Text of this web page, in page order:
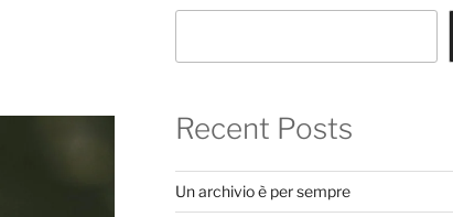
Recent Posts
Un archivio è per sempre